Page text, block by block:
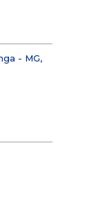
- MG,